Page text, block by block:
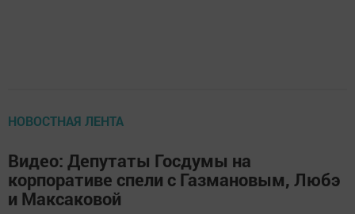
НОВОСТНАЯ ЛЕНТА
Видео: Депутаты Госдумы на
корпоративе спели с Газмановым, Любэ
и Максаковой